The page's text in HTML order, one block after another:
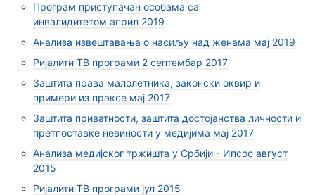
Програм приступачан особама са
инвалидитетом април 2019
Анализа извештавања о насиљу над женама мај 2019
Ријалити ТВ програми 2 септембар 2017
Заштита права малолетника, законски оквир и
примери из праксе мај 2017
Заштита приватности, заштита достојанства личности и
претпоставке невиности у медијима мај 2017
Анализа медијског тржишта у Србији - Ипсос август
2015
Ријалити ТВ програми јул 2015